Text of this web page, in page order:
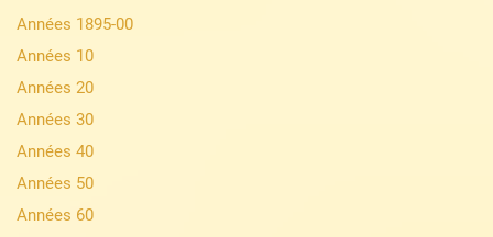
Années 1895-00
Années 10
Années 20
Années 30
Années 40
Années 50
Années 60